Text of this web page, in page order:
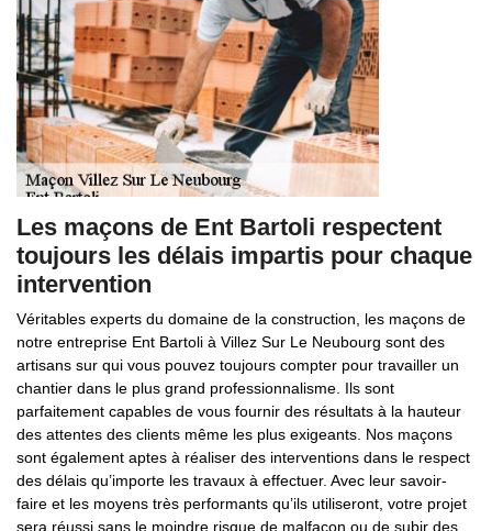
Les maçons de Ent Bartoli respectent
toujours les délais impartis pour chaque
intervention
Véritables experts du domaine de la construction, les maçons de
notre entreprise Ent Bartoli à Villez Sur Le Neubourg sont des
artisans sur qui vous pouvez toujours compter pour travailler un
chantier dans le plus grand professionnalisme. Ils sont
parfaitement capables de vous fournir des résultats à la hauteur
des attentes des clients même les plus exigeants. Nos maçons
sont également aptes à réaliser des interventions dans le respect
des délais qu’importe les travaux à effectuer. Avec leur savoir-
faire et les moyens très performants qu’ils utiliseront, votre projet
sera réussi sans le moindre risque de malfaçon ou de subir des